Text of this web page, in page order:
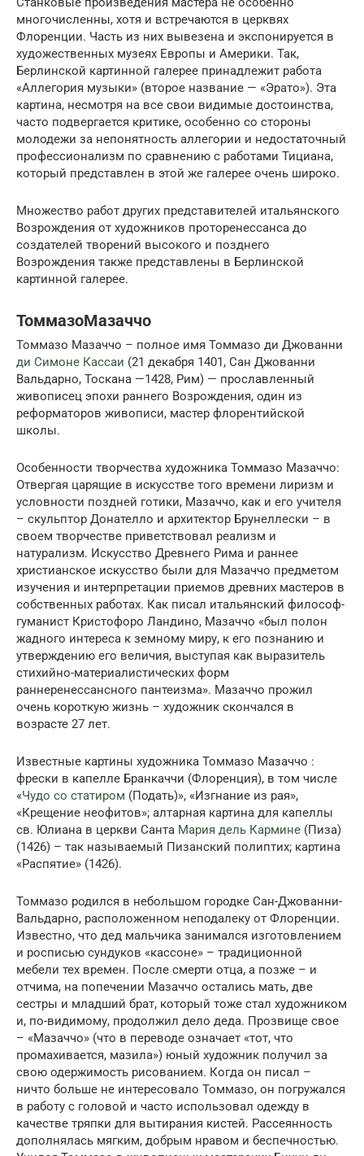
многочисленны, хотя и встречаются в церквях
Флоренции. Часть из них вывезена и экспонируется в
художественных музеях Европы и Америки. Так,
Берлинской картинной галерее принадлежит работа
«Аллегория музыки» (второе название — «Эрато»). Эта
картина, несмотря на все свои видимые достоинства,
часто подвергается критике, особенно со стороны
молодежи за непонятность аллегории и недостаточный
профессионализм по сравнению с работами Тициана,
который представлен в этой же галерее очень широко.
Множество работ других представителей итальянского
Возрождения от художников проторенессанса до
создателей творений высокого и позднего
Возрождения также представлены в Берлинской
картинной галерее.
ТоммазоМазаччо
Томмазо Мазаччо – полное имя Томмазо ди Джованни
ди Симоне Кассаи (21 декабря 1401, Сан Джованни
Вальдарно, Тоскана —1428, Рим) — прославленный
живописец эпохи раннего Возрождения, один из
реформаторов живописи, мастер флорентийской
школы.
Особенности творчества художника Томмазо Мазаччо:
Отвергая царящие в искусстве того времени лиризм и
условности поздней готики, Мазаччо, как и его учителя
– скульптор Донателло и архитектор Брунеллески – в
своем творчестве приветствовал реализм и
натурализм. Искусство Древнего Рима и раннее
христианское искусство были для Мазаччо предметом
изучения и интерпретации приемов древних мастеров в
собственных работах. Как писал итальянский философ-
гуманист Кристофоро Ландино, Мазаччо «был полон
жадного интереса к земному миру, к его познанию и
утверждению его величия, выступая как выразитель
стихийно-материалистических форм
раннеренессансного пантеизма». Мазаччо прожил
очень короткую жизнь – художник скончался в
возрасте 27 лет.
Известные картины художника Томмазо Мазаччо :
фрески в капелле Бранкаччи (Флоренция), в том числе
«Чудо со статиром (Подать)», «Изгнание из рая»,
«Крещение неофитов»; алтарная картина для капеллы
св. Юлиана в церкви Санта Мария дель Кармине (Пиза)
(1426) – так называемый Пизанский полиптих; картина
«Распятие» (1426).
Томмазо родился в небольшом городке Сан-Джованни-
Вальдарно, расположенном неподалеку от Флоренции.
Известно, что дед мальчика занимался изготовлением
и росписью сундуков «кассоне» – традиционной
мебели тех времен. После смерти отца, а позже – и
отчима, на попечении Мазаччо остались мать, две
сестры и младший брат, который тоже стал художником
и, по-видимому, продолжил дело деда. Прозвище свое
– «Мазаччо» (что в переводе означает «тот, что
промахивается, мазила») юный художник получил за
свою одержимость рисованием. Когда он писал –
ничто больше не интересовало Томмазо, он погружался
в работу с головой и часто использовал одежду в
качестве тряпки для вытирания кистей. Рассеянность
дополнялась мягким, добрым нравом и беспечностью.